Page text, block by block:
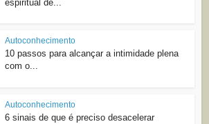
espiritual de...
Autoconhecimento
10 passos para alcançar a intimidade plena
com o...
Autoconhecimento
6 sinais de que é preciso desacelerar